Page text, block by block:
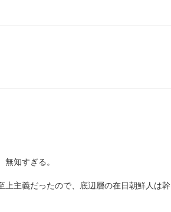
知すぎる。
主義だったので、底辺層の在日朝鮮人は幹